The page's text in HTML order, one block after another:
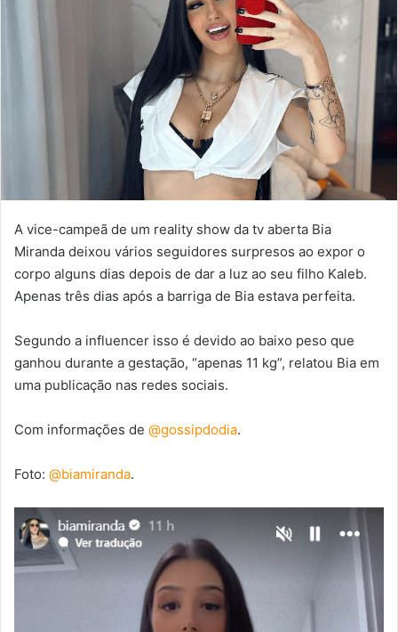
A vice-campeã de um reality show da tv aberta Bia
Miranda deixou vários seguidores surpresos ao expor o
corpo alguns dias depois de dar a luz ao seu filho Kaleb.
Apenas três dias após a barriga de Bia estava perfeita.
Segundo a influencer isso é devido ao baixo peso que
ganhou durante a gestação, “apenas 11 kg”, relatou Bia em
uma publicação nas redes sociais.
Com informações de @gossipdodia.
Foto: @biamiranda.